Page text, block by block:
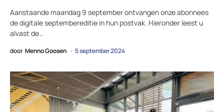
Aanstaande maandag 9 september ontvangen onze abonnees
de digitale septembereditie in hun postvak. Hieronder leest u
alvast de…
door Menno Goosen 5 september 2024